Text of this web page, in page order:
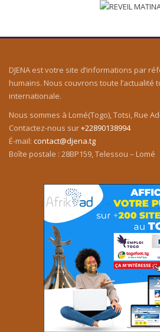
DJENA est votre site d’informations par
humains. Nous couvrons toute l’actualité
internationale.
Nous sommes à Lomé(Togo), Totsi, Rue
Contactez-nous sur+22890138994
É-mail: contact@djena.tg
Boîte postale : 28BP159, Telessou – Lomé